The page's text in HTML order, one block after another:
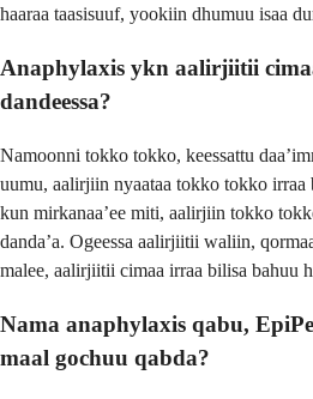
haaraa taasisuuf, yookiin dhumuu isaa
Anaphylaxis ykn aalirjiitii
dandeessa?
Namoonni tokko tokko, keessattu
uumu, aalirjiin nyaataa tokko tokko irraa
kun mirkanaa’ee miti, aalirjiin tokko
danda’a. Ogeessa aalirjiitii waliin,
malee, aalirjiitii cimaa irraa bilisa bahuu
Nama anaphylaxis qabu,
maal gochuu qabda?